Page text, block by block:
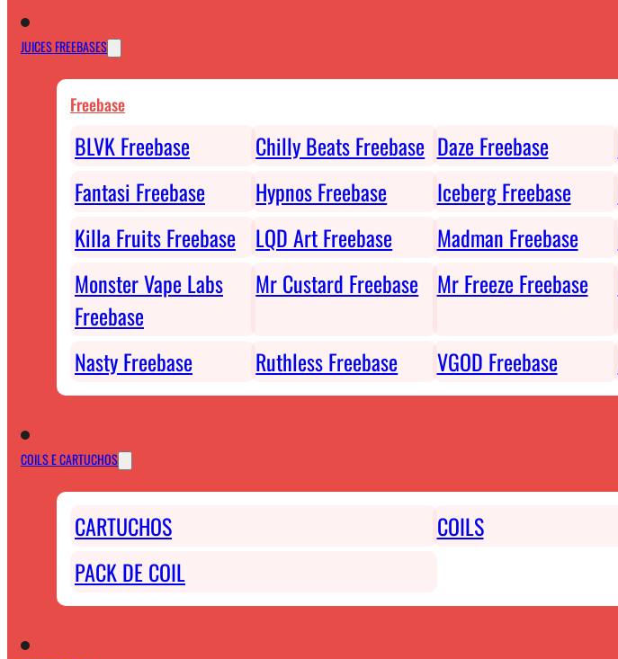
JUICES FREEBASES
Freebase
BLVK Freebase Chilly Beats Freebase Daze Freebase
Fantasi Freebase
Hypnos Freebase Iceberg Freebase
Killa Fruits Freebase
LQD Art Freebase Madman Freebase
Monster Vape Labs
Freebase
Mr Custard Freebase Mr Freeze Freebase
Nasty Freebase Ruthless Freebase VGOD Freebase
COILS E CARTUCHOS
CARTUCHOS
COILS
PACK DE COIL